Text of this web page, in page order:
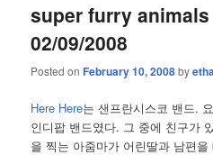
super furry animals
02/09/2008
Posted onFebruary 10, 2008by
Here Here는 샌프란시스코 밴드.
인디팝 밴드였다. 그 중에 친구가
을 찍는 아줌마가 어린딸과 남편